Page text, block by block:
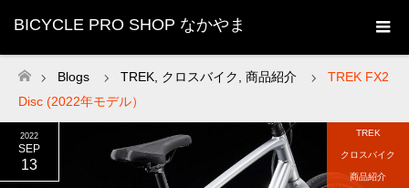
BICYCLE PRO SHOP なかやま
ホーム
Blogs TREK クロスバイク 商品紹介
TREK FX2
Disc (2022年モデル）
2022
SEP
13
TREK
クロスバイク
商品紹介